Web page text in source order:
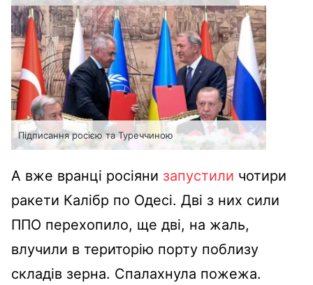
Підписання росією та Туреччиною
А вже вранці росіяни запустили чотири
ракети Калібр по Одесі. Дві з них сили
ППО перехопило, ще дві, на жаль,
влучили в територію порту поблизу
складів зерна. Спалахнула пожежа.